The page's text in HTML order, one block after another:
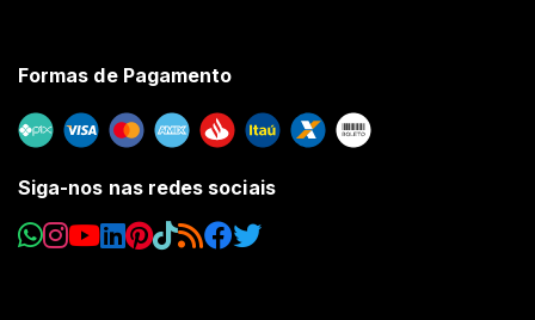
Formas de Pagamento
Siga-nos nas redes sociais